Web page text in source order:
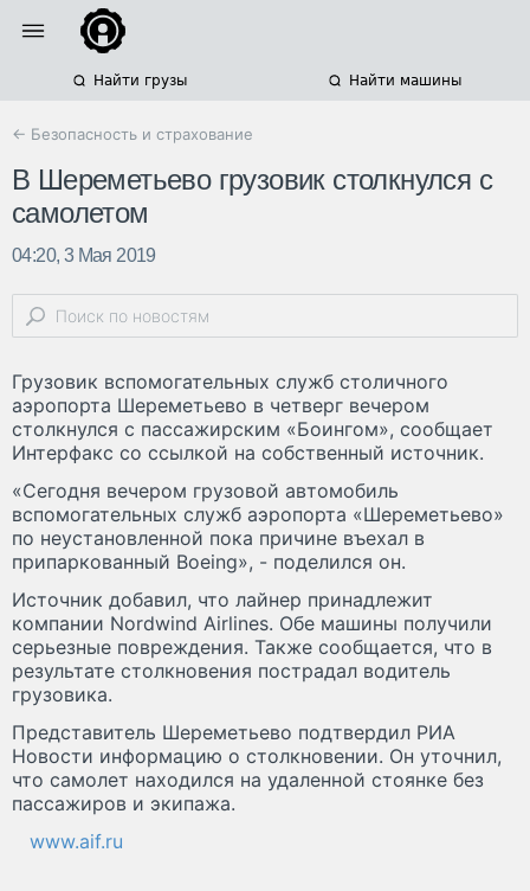
Найти грузы Найти машины
← Безопасность и страхование
В Шереметьево грузовик столкнулся с
самолетом
04:20, 3 Мая 2019
Грузовик вспомогательных служб столичного
аэропорта Шереметьево в четверг вечером
столкнулся с пассажирским «Боингом», сообщает
Интерфакс со ссылкой на собственный источник.
«Сегодня вечером грузовой автомобиль
вспомогательных служб аэропорта «Шереметьево»
по неустановленной пока причине въехал в
припаркованный Boeing», - поделился он.
Источник добавил, что лайнер принадлежит
компании Nordwind Airlines. Обе машины получили
серьезные повреждения. Также сообщается, что в
результате столкновения пострадал водитель
грузовика.
Представитель Шереметьево подтвердил РИА
Новости информацию о столкновении. Он уточнил,
что самолет находился на удаленной стоянке без
пассажиров и экипажа.
www.aif.ru